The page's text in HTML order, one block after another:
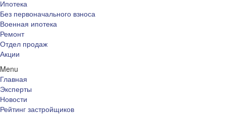
Ипотека
Без первоначального взноса
Военная ипотека
Ремонт
Отдел продаж
Акции
Menu
Главная
Эксперты
Новости
Рейтинг застройщиков